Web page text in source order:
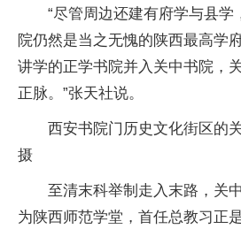
“尽管周边还建有府学与县学
院仍然是当之无愧的陕西最高学
讲学的正学书院并入关中书院，
正脉。”张天社说。
西安书院门历史文化街区的
摄
至清末科举制走入末路，关
为陕西师范学堂，首任总教习正